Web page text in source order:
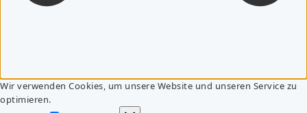
Wir verwenden Cookies, um unsere Website und unseren Service zu
optimieren.